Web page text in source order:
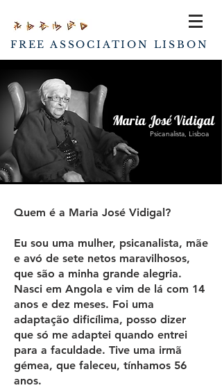
FREE ASSOCIATION LISBON
Maria José Vidigal
Psicanalista, Lisboa
Quem é a Maria José Vidigal?
Eu sou uma mulher, psicanalista, mãe
e avó de sete netos maravilhosos,
que são a minha grande alegria.
Nasci em Angola e vim de lá com 14
anos e dez meses. Foi uma
adaptação dificílima, posso dizer
que só me adaptei quando entrei
para a faculdade. Tive uma irmã
gémea, que faleceu, tínhamos 56
anos.